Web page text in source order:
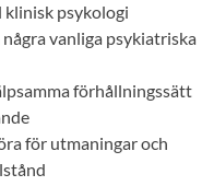
psykologi
vanliga psykiatriska
förhållningssätt
för utmaningar och